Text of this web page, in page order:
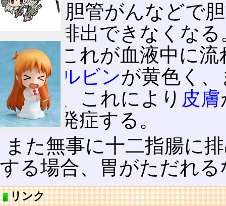
胆石や胆管がんなどで
腸へと排出できなくな
流し、これが血液中に
のビリルビンが黄色く、
るため、これにより 皮膚
疸」を発症する。
また無事に十二指腸に
する場合、胃がただれ
リンク